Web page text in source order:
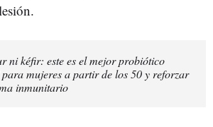
ni kéfir: este es el mejor probiótico
mujeres a partir de los 50 y reforzar
inmunitario